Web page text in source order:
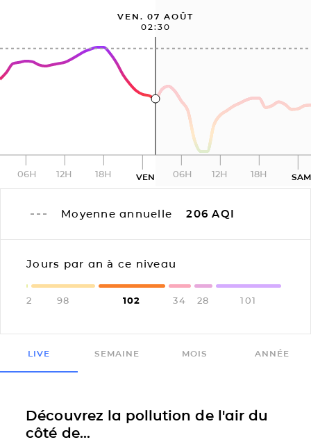
VEN. 07 AOÛT
02:30
06H 12H 18H VEN 06H 12H 18H SAM
Moyenne annuelle 206 AQI
Jours par an à ce niveau
2 98 102 34 28 101
LIVE SEMAINE MOIS ANNÉE
Découvrez la pollution de l'air du
côté de...